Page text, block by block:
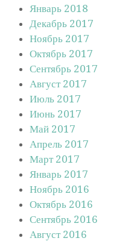
Январь 2018
Декабрь 2017
Ноябрь 2017
Октябрь 2017
Сентябрь 2017
Август 2017
Июль 2017
Июнь 2017
Май 2017
Апрель 2017
Март 2017
Январь 2017
Ноябрь 2016
Октябрь 2016
Сентябрь 2016
Август 2016